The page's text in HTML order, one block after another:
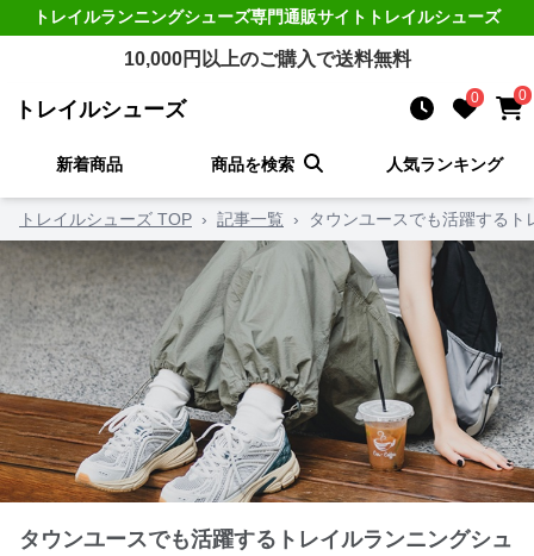
トレイルランニングシューズ専門通販サイト トレイルシューズ
10,000円以上のご購入で送料無料
トレイルシューズ 0 0
新着商品 商品を検索 人気ランキング
トレイルシューズ TOP › 記事一覧 › タウンユースでも活躍する
タウンユースでも活躍するトレイルランニングシュ